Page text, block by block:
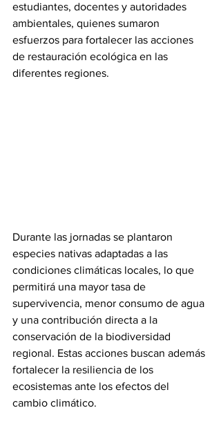
estudiantes, docentes y autoridades
ambientales, quienes sumaron
esfuerzos para fortalecer las acciones
de restauración ecológica en las
diferentes regiones.
Durante las jornadas se plantaron
especies nativas adaptadas a las
condiciones climáticas locales, lo que
permitirá una mayor tasa de
supervivencia, menor consumo de agua
y una contribución directa a la
conservación de la biodiversidad
regional. Estas acciones buscan además
fortalecer la resiliencia de los
ecosistemas ante los efectos del
cambio climático.